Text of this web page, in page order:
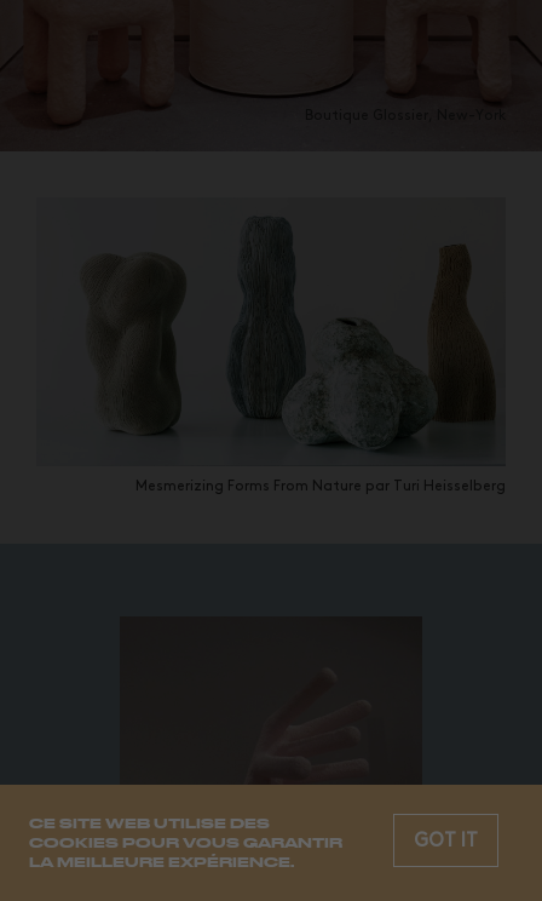
CE SITE WEB UTILISE DES
COOKIES POUR VOUS GARANTIR
LA MEILLEURE EXPÉRIENCE.
GOT IT
Mesmerizing Forms From Nature par Turi Heisselberg